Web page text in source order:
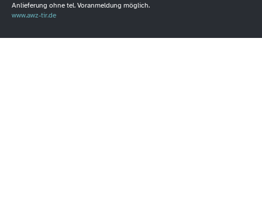
Anlieferung ohne tel. Voranmeldung möglich.
www.awz-tir.de